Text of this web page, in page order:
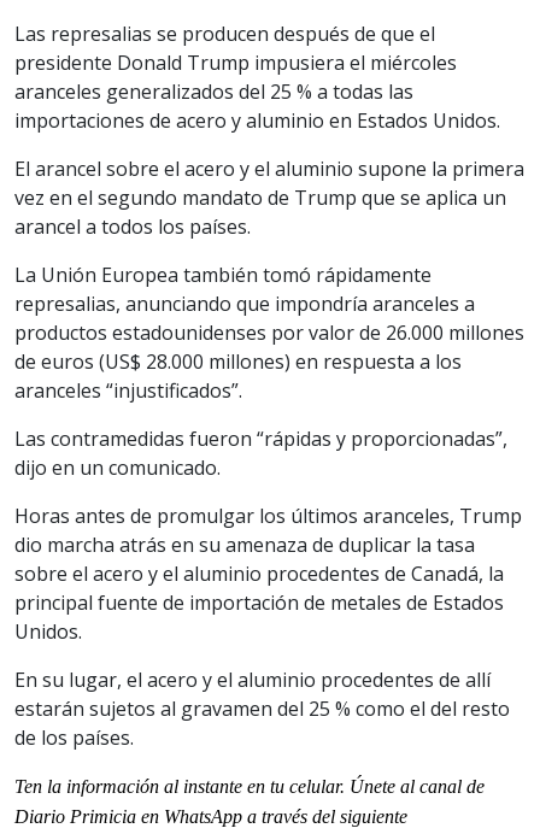
Las represalias se producen después de que el
presidente Donald Trump impusiera el miércoles
aranceles generalizados del 25 % a todas las
importaciones de acero y aluminio en Estados Unidos.
El arancel sobre el acero y el aluminio supone la primera
vez en el segundo mandato de Trump que se aplica un
arancel a todos los países.
La Unión Europea también tomó rápidamente
represalias, anunciando que impondría aranceles a
productos estadounidenses por valor de 26.000 millones
de euros (US$ 28.000 millones) en respuesta a los
aranceles “injustificados”.
Las contramedidas fueron “rápidas y proporcionadas”,
dijo en un comunicado.
Horas antes de promulgar los últimos aranceles, Trump
dio marcha atrás en su amenaza de duplicar la tasa
sobre el acero y el aluminio procedentes de Canadá, la
principal fuente de importación de metales de Estados
Unidos.
En su lugar, el acero y el aluminio procedentes de allí
estarán sujetos al gravamen del 25 % como el del resto
de los países.
Ten la información al instante en tu celular. Únete al canal de
Diario Primicia en WhatsApp a través del siguiente